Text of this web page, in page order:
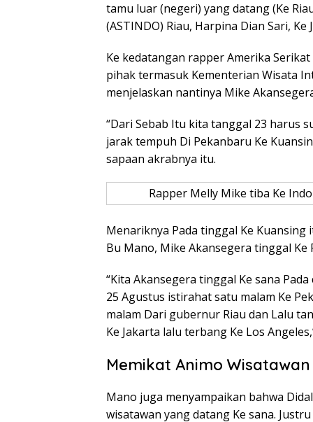
tamu luar (negeri) yang datang (Ke
(ASTINDO) Riau, Harpina Dian Sari, Ke
Ke kedatangan rapper Amerika
pihak termasuk Kementerian Wisata
menjelaskan nantinya Mike
“Dari Sebab Itu kita tanggal 23 harus
jarak tempuh Di Pekanbaru Ke
sapaan akrabnya itu.
Rapper Melly Mike tiba Ke
Menariknya Pada tinggal Ke
Bu Mano, Mike Akansegera tinggal Ke
“Kita Akansegera tinggal Ke sana
25 Agustus istirahat satu malam Ke
malam Dari gubernur Riau dan Lalu
Ke Jakarta lalu terbang Ke Los
Memikat Animo
Mano juga menyampaikan bahwa
wisatawan yang datang Ke sana.